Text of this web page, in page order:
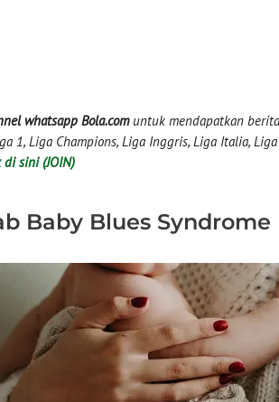
whatsapp Bola.comuntuk mendapatkan
1, Liga Champions, Liga Inggris, Liga Italia,
sini (JOIN)
Baby Blues Syndrome